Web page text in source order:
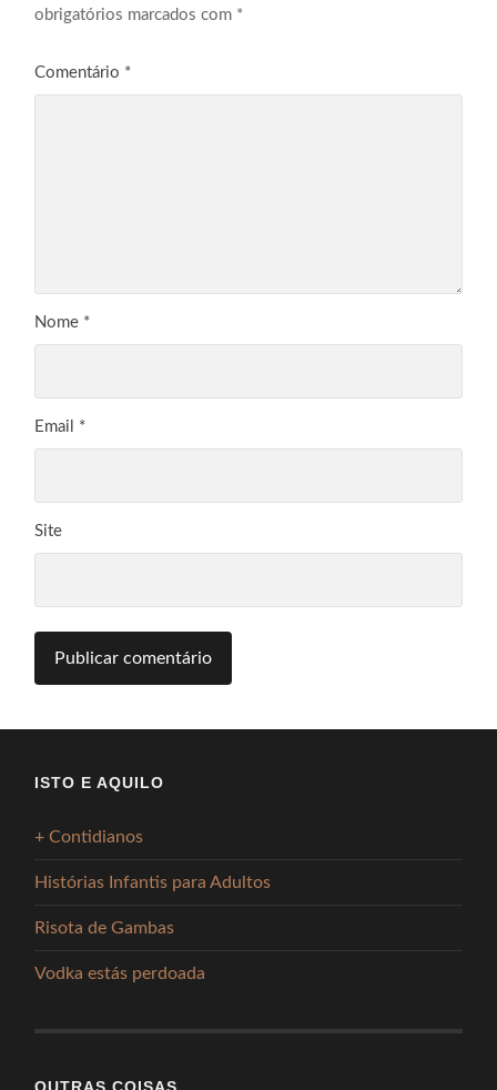
obrigatórios marcados com *
Comentário *
Nome *
Email *
Site
ISTO E AQUILO
+ Contidianos
Histórias Infantis para Adultos
Risota de Gambas
Vodka estás perdoada